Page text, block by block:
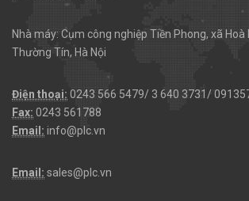
Nhà máy: Cụm công nghiệp Tiền Phong, xã Hoà
Thường Tín, Hà Nội
Điện thoại: 0243 566 5479/ 3 640 3731/
Fax: 0243 561788
Email: info@plc.vn
Email: sales@plc.vn